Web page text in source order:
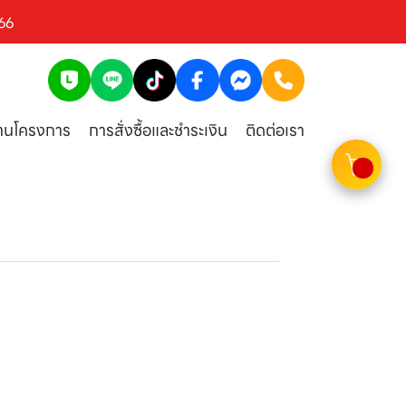
โครงการ การสั่งซื้อและชำระเงิน ติดต่อเรา